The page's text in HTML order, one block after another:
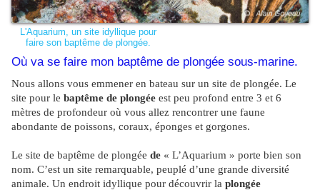
L'Aquarium, un site idyllique pour
faire son baptême de plongée.
Où va se faire mon baptême de plongée sous-marine.
Nous allons vous emmener en bateau sur un site de plongée. Le
site pour le baptême de plongée est peu profond entre 3 et 6
mètres de profondeur où vous allez rencontrer une faune
abondante de poissons, coraux, éponges et gorgones.
Le site de baptême de plongée de « L’Aquarium » porte bien son
nom. C’est un site remarquable, peuplé d’une grande diversité
animale. Un endroit idyllique pour découvrir la plongée